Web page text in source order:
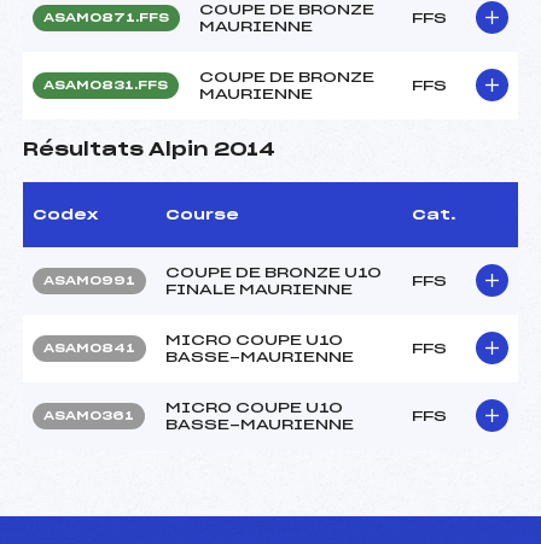
ASAM0871.FFS
COUPE DE BRONZE
MAURIENNE
FFS
ASAM0831.FFS
COUPE DE BRONZE
MAURIENNE
FFS
Résultats Alpin 2014
Codex Course Cat.
ASAM0991
COUPE DE BRONZE U10
FINALE MAURIENNE
FFS
ASAM0841
MICRO COUPE U10
BASSE-MAURIENNE
FFS
ASAM0361
MICRO COUPE U10
BASSE-MAURIENNE
FFS